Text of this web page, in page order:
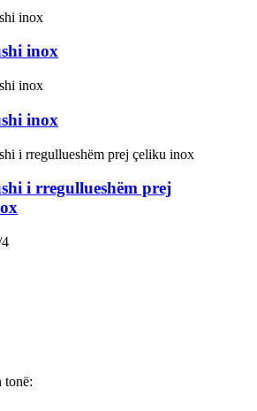
inox
inox
i rregullueshëm prej
tonë: